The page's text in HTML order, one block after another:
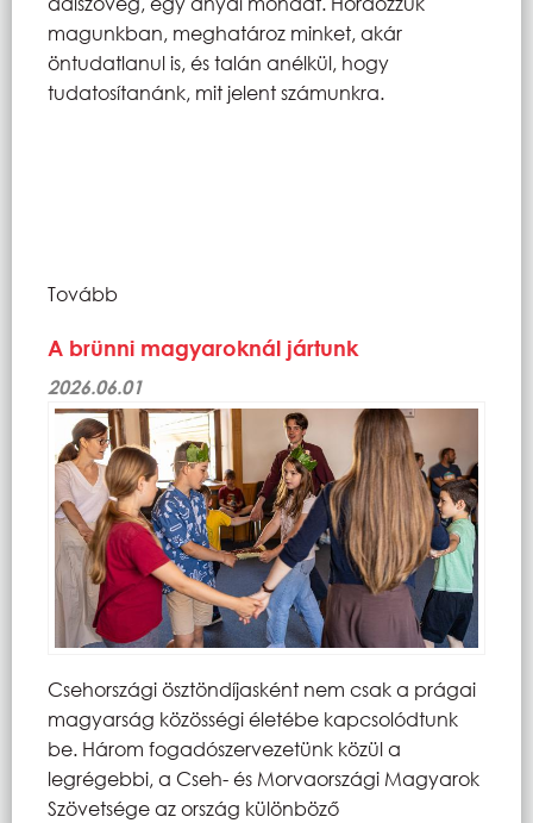
magunkban, meghatároz minket, akár
öntudatlanul is, és talán anélkül, hogy
tudatosítanánk, mit jelent számunkra.
Tovább
A brünni magyaroknál jártunk
2026.06.01
Csehországi ösztöndíjasként nem csak a prágai
magyarság közösségi életébe kapcsolódtunk
be. Három fogadószervezetünk közül a
legrégebbi, a Cseh- és Morvaországi Magyarok
Szövetsége az ország különböző